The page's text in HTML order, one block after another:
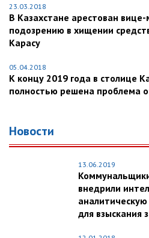
23.03.2018
В Казахстане арестован
подозрению в хищении
Карасу
05.04.2018
К концу 2019 года в столице
полностью решена проблема
Новости
13.06.2019
внедрили
для взыскания